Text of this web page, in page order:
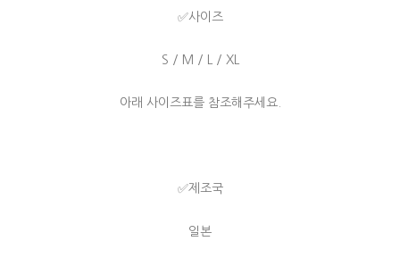
✅사이즈
S / M / L / XL
아래 사이즈표를 참조해주세요.
✅제조국
일본